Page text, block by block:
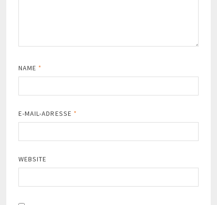
NAME *
E-MAIL-ADRESSE *
WEBSITE